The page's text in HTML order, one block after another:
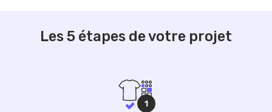
Les 5 étapes de votre projet